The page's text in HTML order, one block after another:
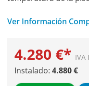
Ver Información
4.280 €* IVA
Instalado: 4.880 €